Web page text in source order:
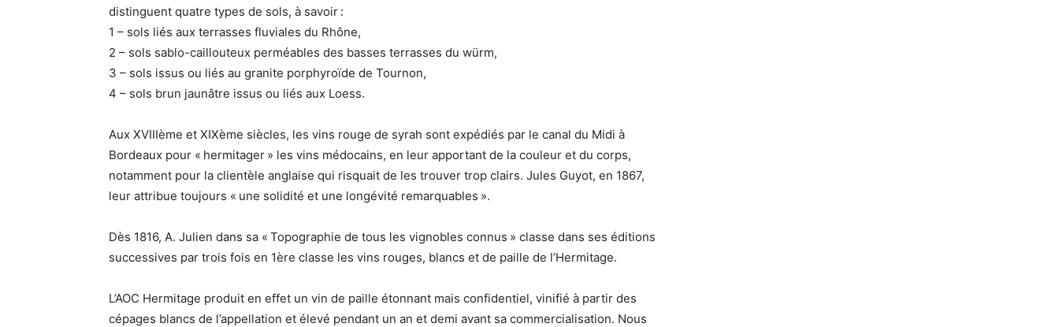
distinguent quatre types de sols, à savoir :
1 – sols liés aux terrasses fluviales du Rhône,
2 – sols sablo-caillouteux perméables des basses terrasses du würm,
3 – sols issus ou liés au granite porphyroïde de Tournon,
4 – sols brun jaunâtre issus ou liés aux Loess.
Aux XVIIIème et XIXème siècles, les vins rouge de syrah sont expédiés par le canal du Midi à
Bordeaux pour « hermitager » les vins médocains, en leur apportant de la couleur et du corps,
notamment pour la clientèle anglaise qui risquait de les trouver trop clairs. Jules Guyot, en 1867,
leur attribue toujours « une solidité et une longévité remarquables ».
Dès 1816, A. Julien dans sa « Topographie de tous les vignobles connus » classe dans ses éditions
successives par trois fois en 1ère classe les vins rouges, blancs et de paille de l’Hermitage.
L’AOC Hermitage produit en effet un vin de paille étonnant mais confidentiel, vinifié à partir des
cépages blancs de l’appellation et élevé pendant un an et demi avant sa commercialisation. Nous